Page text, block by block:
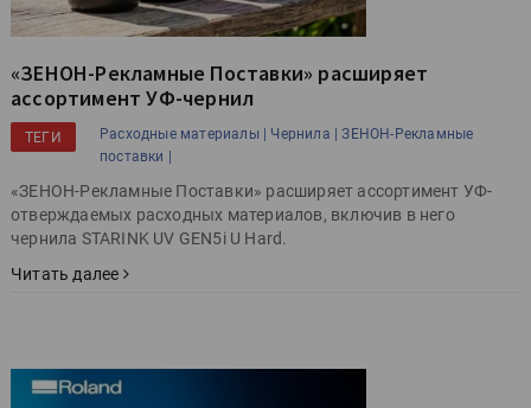
«ЗЕНОН-Рекламные Поставки» расширяет
ассортимент УФ-чернил
ТЕГИ Расходные материалы | Чернила | ЗЕНОН-Рекламные
поставки |
«ЗЕНОН-Рекламные Поставки» расширяет ассортимент УФ-
отверждаемых расходных материалов, включив в него
чернила STARINK UV GEN5i U Hard.
Читать далее